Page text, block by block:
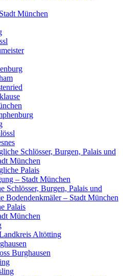
München
Schlösser, Burgen, Palais und
München
Palais
– Stadt München
Schlösser, Burgen, Palais und
Bodendenkmäler – Stadt München
Palais
München
Altötting
Burghausen